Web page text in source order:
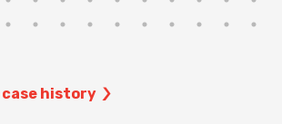
history